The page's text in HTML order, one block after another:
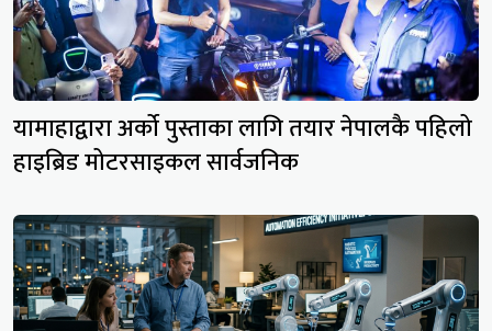
यामाहाद्वारा अर्को पुस्ताका लागि तयार नेपालकै पहिलो
हाइब्रिड मोटरसाइकल सार्वजनिक